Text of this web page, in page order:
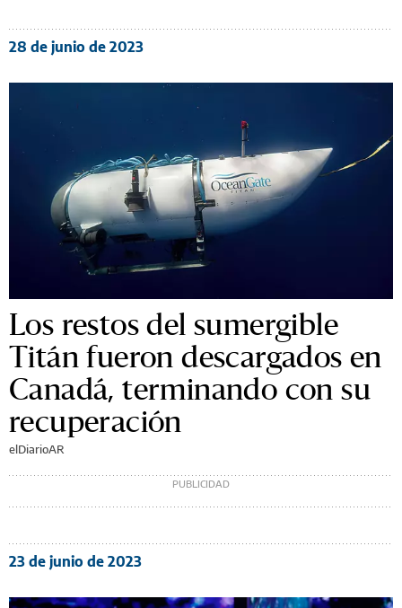
28 de junio de 2023
Los restos del sumergible
Titán fueron descargados en
Canadá, terminando con su
recuperación
elDiarioAR
23 de junio de 2023